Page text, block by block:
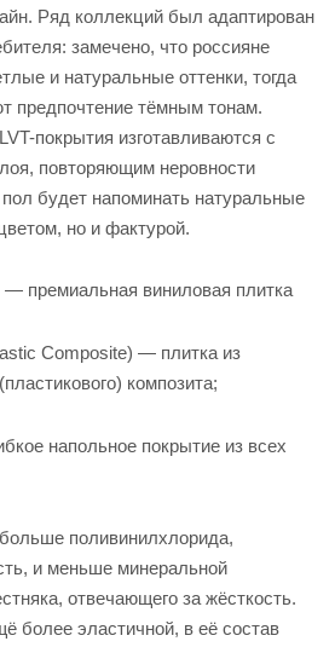
Ряд коллекций был адаптирован
замечено, что россияне
и натуральные оттенки, тогда
предпочтение тёмным тонам.
покрытия изготавливаются с
повторяющим неровности
будет напоминать натуральные
но и фактурой.
— премиальная виниловая плитка
Composite) — плитка из
композита;
напольное покрытие из всех
поливинилхлорида,
и меньше минеральной
отвечающего за жёсткость.
более эластичной, в её состав